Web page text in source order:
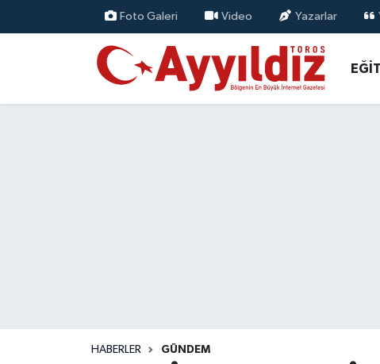
Foto Galeri Video Yazarlar
HABERLER GÜNDEM